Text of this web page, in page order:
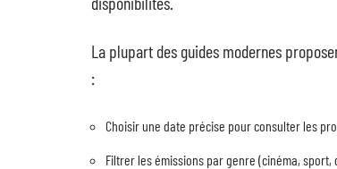
La plupart des guides modernes
:
Choisir une date précise pour consulter les
Filtrer les émissions par genre (cinéma,